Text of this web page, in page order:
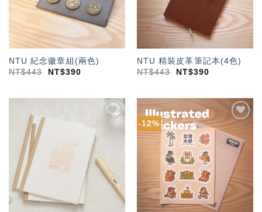
NTU 紀念徽章組(兩色)
NT$443 NT$390
NTU 精裝皮革筆記本(4色)
NT$443 NT$390
-12%
「願
望輕
單」